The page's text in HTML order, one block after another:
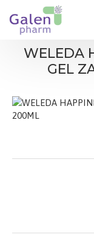
WELEDA
GEL